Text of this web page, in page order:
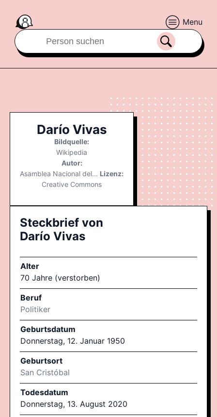
Menu
Darío Vivas
Bildquelle:
Wikipedia
Autor:
Asamblea Nacional del... Lizenz:
Creative Commons
Steckbrief von
Darío Vivas
Alter
70 Jahre (verstorben)
Beruf
Politiker
Geburtsdatum
Donnerstag, 12. Januar 1950
Geburtsort
San Cristóbal
Todesdatum
Donnerstag, 13. August 2020